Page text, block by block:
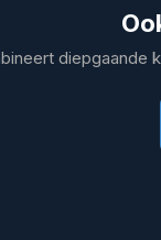
diepgaande